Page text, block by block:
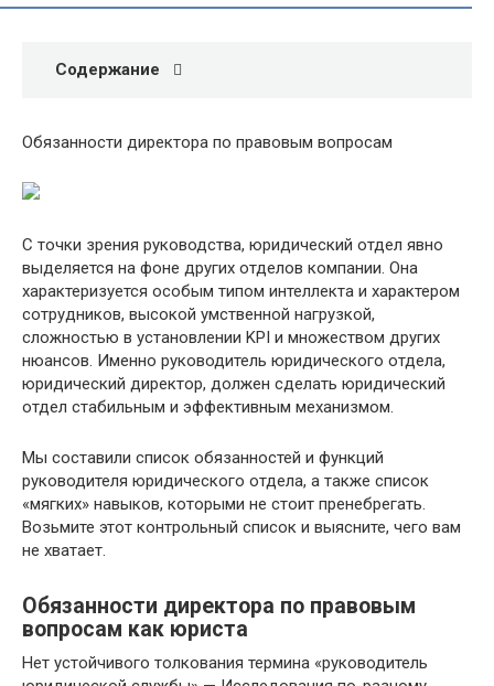
Содержание
Обязанности директора по правовым вопросам
С точки зрения руководства, юридический отдел явно
выделяется на фоне других отделов компании. Она
характеризуется особым типом интеллекта и характером
сотрудников, высокой умственной нагрузкой,
сложностью в установлении KPI и множеством других
нюансов. Именно руководитель юридического отдела,
юридический директор, должен сделать юридический
отдел стабильным и эффективным механизмом.
Мы составили список обязанностей и функций
руководителя юридического отдела, а также список
«мягких» навыков, которыми не стоит пренебрегать.
Возьмите этот контрольный список и выясните, чего вам
не хватает.
Обязанности директора по правовым
вопросам как юриста
Нет устойчивого толкования термина «руководитель